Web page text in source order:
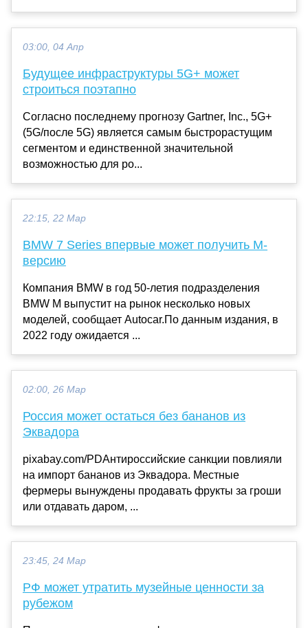
03:00, 04 Апр
Будущее инфраструктуры 5G+ может
строиться поэтапно
Согласно последнему прогнозу Gartner, Inc., 5G+
(5G/после 5G) является самым быстрорастущим
сегментом и единственной значительной
возможностью для ро...
22:15, 22 Мар
BMW 7 Series впервые может получить M-
версию
Компания BMW в год 50-летия подразделения
BMW M выпустит на рынок несколько новых
моделей, сообщает Autocar.По данным издания, в
2022 году ожидается ...
02:00, 26 Мар
Россия может остаться без бананов из
Эквадора
pixabay.com/PDАнтироссийские санкции повлияли
на импорт бананов из Эквадора. Местные
фермеры вынуждены продавать фрукты за гроши
или отдавать даром, ...
23:45, 24 Мар
РФ может утратить музейные ценности за
рубежом